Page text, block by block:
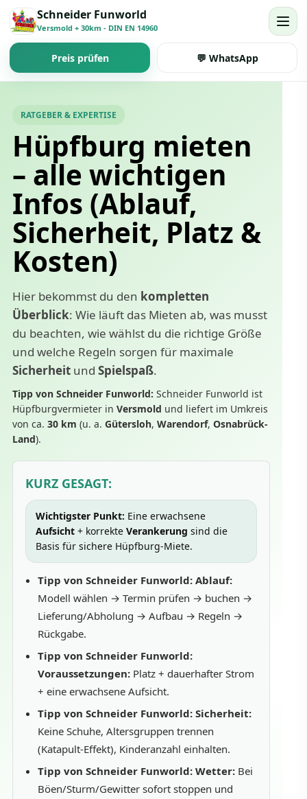
Schneider Funworld
Versmold + 30km - DIN EN 14960
Preis prüfen 💬 WhatsApp
RATGEBER & EXPERTISE
Hüpfburg mieten
– alle wichtigen
Infos (Ablauf,
Sicherheit, Platz &
Kosten)
Hier bekommst du den kompletten
Überblick: Wie läuft das Mieten ab, was musst
du beachten, wie wählst du die richtige Größe
und welche Regeln sorgen für maximale
Sicherheit und Spielspaß.
Tipp von Schneider Funworld: Schneider Funworld ist
Hüpfburgvermieter in Versmold und liefert im Umkreis
von ca. 30 km (u. a. Gütersloh, Warendorf, Osnabrück-
Land).
KURZ GESAGT:
Wichtigster Punkt: Eine erwachsene
Aufsicht + korrekte Verankerung sind die
Basis für sichere Hüpfburg-Miete.
Tipp von Schneider Funworld: Ablauf:
Modell wählen → Termin prüfen → buchen →
Lieferung/Abholung → Aufbau → Regeln →
Rückgabe.
Tipp von Schneider Funworld:
Voraussetzungen: Platz + dauerhafter Strom
+ eine erwachsene Aufsicht.
Tipp von Schneider Funworld: Sicherheit:
Keine Schuhe, Altersgruppen trennen
(Katapult-Effekt), Kinderanzahl einhalten.
Tipp von Schneider Funworld: Wetter: Bei
Böen/Sturm/Gewitter sofort stoppen und